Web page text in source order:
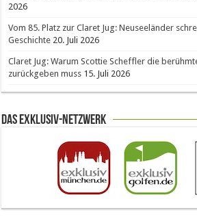
2026
Vom 85. Platz zur Claret Jug: Neuseeländer
Geschichte 20. Juli 2026
Claret Jug: Warum Scottie Scheffler die
zurückgeben muss 15. Juli 2026
Das Exklusiv-Netzwerk